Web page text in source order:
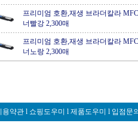
프리미엄 호환,재생 브라더칼라
너빨강 2,300매
프리미엄 호환,재생 브라더칼라
너노랑 2,300매
용약관 l 쇼핑도우미 l 제품도우미 l 입점문의